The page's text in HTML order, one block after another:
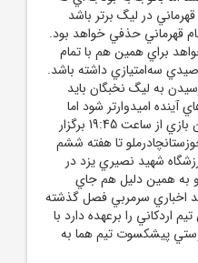
در ليگ برتر باشد
قهرماني حذفي خواهد بود.
براي همين هم با تمام
سه‌امتيازي داشته باشد.
به ليگ نخبگان بايد
آينده اميدوارتر شود اما
عبور از بندر انزلي آسان نيست.اين بازي از ساعت 19:45 برگزار
تا هفته ششم
شهيد نصيري يزد در
و به همين دليل هم جاي
اخباري سرمربي فصل گذشته
اردکاني را برعهده دارد با
پيشکسوت تيم هما به